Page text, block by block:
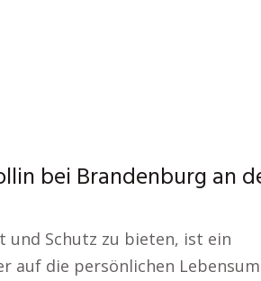
bei Brandenburg an
und Schutz zu bieten, ist ein
auf die persönlichen